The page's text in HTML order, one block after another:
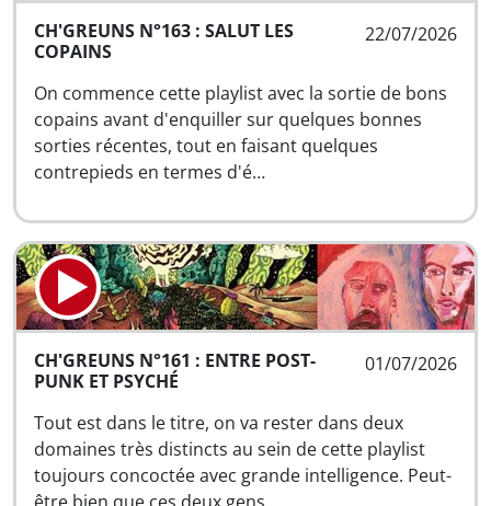
22/07/2026
CH'GREUNS N°163 : SALUT LES
COPAINS
On commence cette playlist avec la sortie de bons
copains avant d'enquiller sur quelques bonnes
sorties récentes, tout en faisant quelques
contrepieds en termes d'é…
01/07/2026
CH'GREUNS N°161 : ENTRE POST-
PUNK ET PSYCHÉ
Tout est dans le titre, on va rester dans deux
domaines très distincts au sein de cette playlist
toujours concoctée avec grande intelligence. Peut-